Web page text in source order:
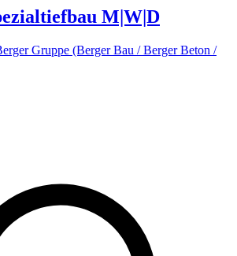
M|W|D
Gruppe (Berger Bau / Berger Beton /